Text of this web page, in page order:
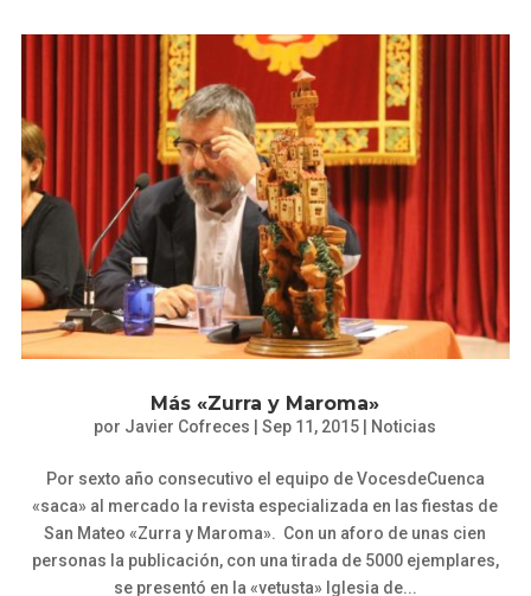
Más «Zurra y Maroma»
por Javier Cofreces |Sep 11, 2015 Noticias
Por sexto año consecutivo el equipo de VocesdeCuenca
«saca» al mercado la revista especializada en las fiestas de
San Mateo «Zurra y Maroma». Con un aforo de unas cien
personas la publicación, con una tirada de 5000 ejemplares,
se presentó en la «vetusta» Iglesia de...